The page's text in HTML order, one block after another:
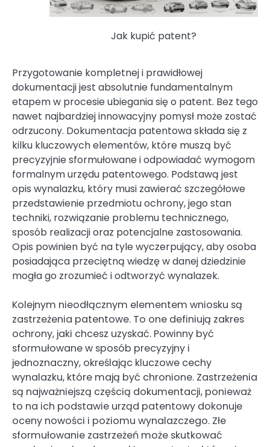
Jak kupić patent?
Przygotowanie kompletnej i prawidłowej
dokumentacji jest absolutnie fundamentalnym
etapem w procesie ubiegania się o patent. Bez tego
nawet najbardziej innowacyjny pomysł może zostać
odrzucony. Dokumentacja patentowa składa się z
kilku kluczowych elementów, które muszą być
precyzyjnie sformułowane i odpowiadać wymogom
formalnym urzędu patentowego. Podstawą jest
opis wynalazku, który musi zawierać szczegółowe
przedstawienie przedmiotu ochrony, jego stan
techniki, rozwiązanie problemu technicznego,
sposób realizacji oraz potencjalne zastosowania.
Opis powinien być na tyle wyczerpujący, aby osoba
posiadająca przeciętną wiedzę w danej dziedzinie
mogła go zrozumieć i odtworzyć wynalazek.
Kolejnym nieodłącznym elementem wniosku są
zastrzeżenia patentowe. To one definiują zakres
ochrony, jaki chcesz uzyskać. Powinny być
sformułowane w sposób precyzyjny i
jednoznaczny, określając kluczowe cechy
wynalazku, które mają być chronione. Zastrzeżenia
są najważniejszą częścią dokumentacji, ponieważ
to na ich podstawie urząd patentowy dokonuje
oceny nowości i poziomu wynalazczego. Złe
sformułowanie zastrzeżeń może skutkować